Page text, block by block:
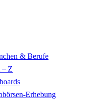
& Berufe
– Z
Erhebung